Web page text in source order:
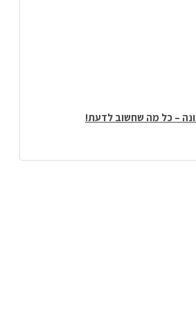
– כל מה שחשוב לדעת!